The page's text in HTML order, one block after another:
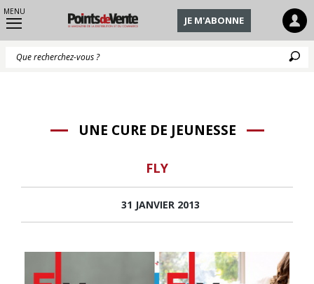
MENU
JE M'ABONNE
UNE CURE DE JEUNESSE
FLY
31 JANVIER 2013